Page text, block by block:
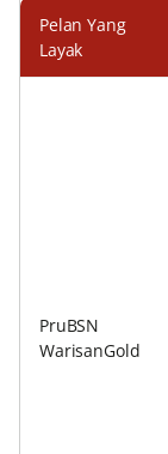
Pelan Yang
Layak
PruBSN
WarisanGold